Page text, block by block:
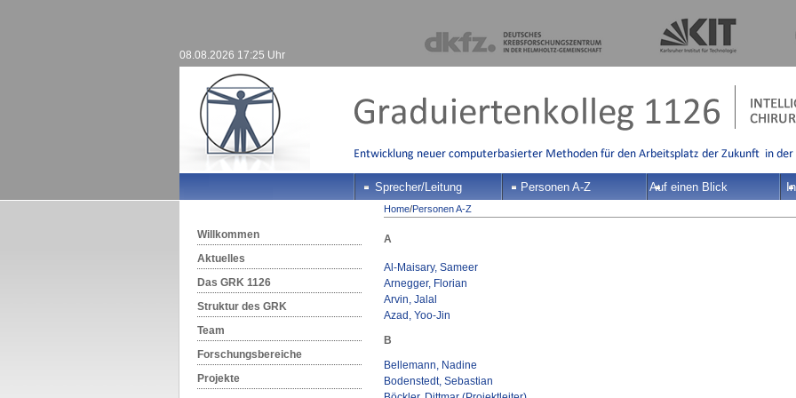
08.08.2026 17:25 Uhr
Sprecher/Leitung Personen A-Z Auf einen Blick
Willkommen
Aktuelles
Das GRK 1126
Struktur des GRK
Team
Forschungsbereiche
Projekte
Home/Personen A-Z
A
Al-Maisary, Sameer
Arnegger, Florian
Arvin, Jalal
Azad, Yoo-Jin
B
Bellemann, Nadine
Bodenstedt, Sebastian